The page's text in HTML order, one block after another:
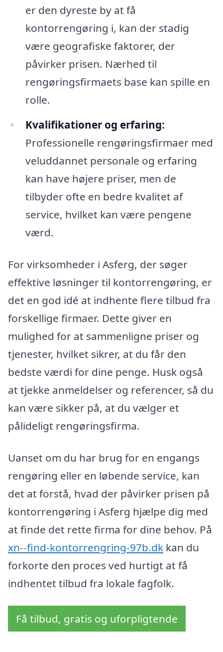
er den dyreste by at få
kontorrengøring i, kan der stadig
være geografiske faktorer, der
påvirker prisen. Nærhed til
rengøringsfirmaets base kan spille en
rolle.
Kvalifikationer og erfaring:
Professionelle rengøringsfirmaer med
veluddannet personale og erfaring
kan have højere priser, men de
tilbyder ofte en bedre kvalitet af
service, hvilket kan være pengene
værd.
For virksomheder i Asferg, der søger
effektive løsninger til kontorrengøring, er
det en god idé at indhente flere tilbud fra
forskellige firmaer. Dette giver en
mulighed for at sammenligne priser og
tjenester, hvilket sikrer, at du får den
bedste værdi for dine penge. Husk også
at tjekke anmeldelser og referencer, så du
kan være sikker på, at du vælger et
pålideligt rengøringsfirma.
Uanset om du har brug for en engangs
rengøring eller en løbende service, kan
det at forstå, hvad der påvirker prisen på
kontorrengøring i Asferg hjælpe dig med
at finde det rette firma for dine behov. På
xn--find-kontorrengring-97b.dk kan du
forkorte den proces ved hurtigt at få
indhentet tilbud fra lokale fagfolk.
Få tilbud, gratis og uforpligtende